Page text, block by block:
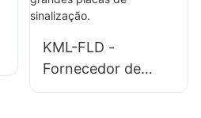
armazéns
KML-FLD -
Fornecedor de
projetores LED de